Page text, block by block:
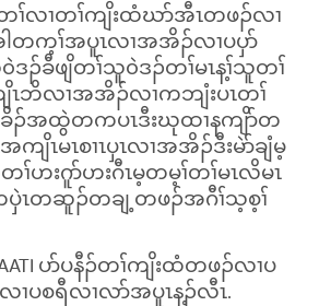
ၢ်လၢတၢ်ကျိးထံဃာ်အီၤတဖၣ်လၢ
ါတက့ၢ်အပူၤလၢအအိၣ်လၢပပှာ်
ၣ်ခီဖျိတၢ်သူ၀ဲဒၣ်တၢ်မၤန့ၢ်သူတၢ်
ၤဘိလၢအအိၣ်လၢကဘျံးပၤတၢ်
ၣ်အထွဲတကပၤဒီးဃုထၢနကျိာ်တ
ျိၤမၤစၢၤပှၤလၢအအိၣ်ဒီးမဲာ်ချံမ့
ဟးဂူာ်ဟးဂီၤမ့တမ့ၢ်တၢ်မၤလိမၤ
ၤတဆူၣ်တချ့တဖၣ်အဂီၢ်သ့စ့ၢ်
ပာ်ပနီၣ်တၢ်ကျိးထံတဖၣ်လၢပ
လၢပစရီလၢလာ်အပူၤန့ၣ်လီၤ.